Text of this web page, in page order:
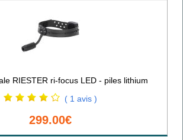
RIESTER ri-focus LED - piles lithium
( 1 avis )
299.00€